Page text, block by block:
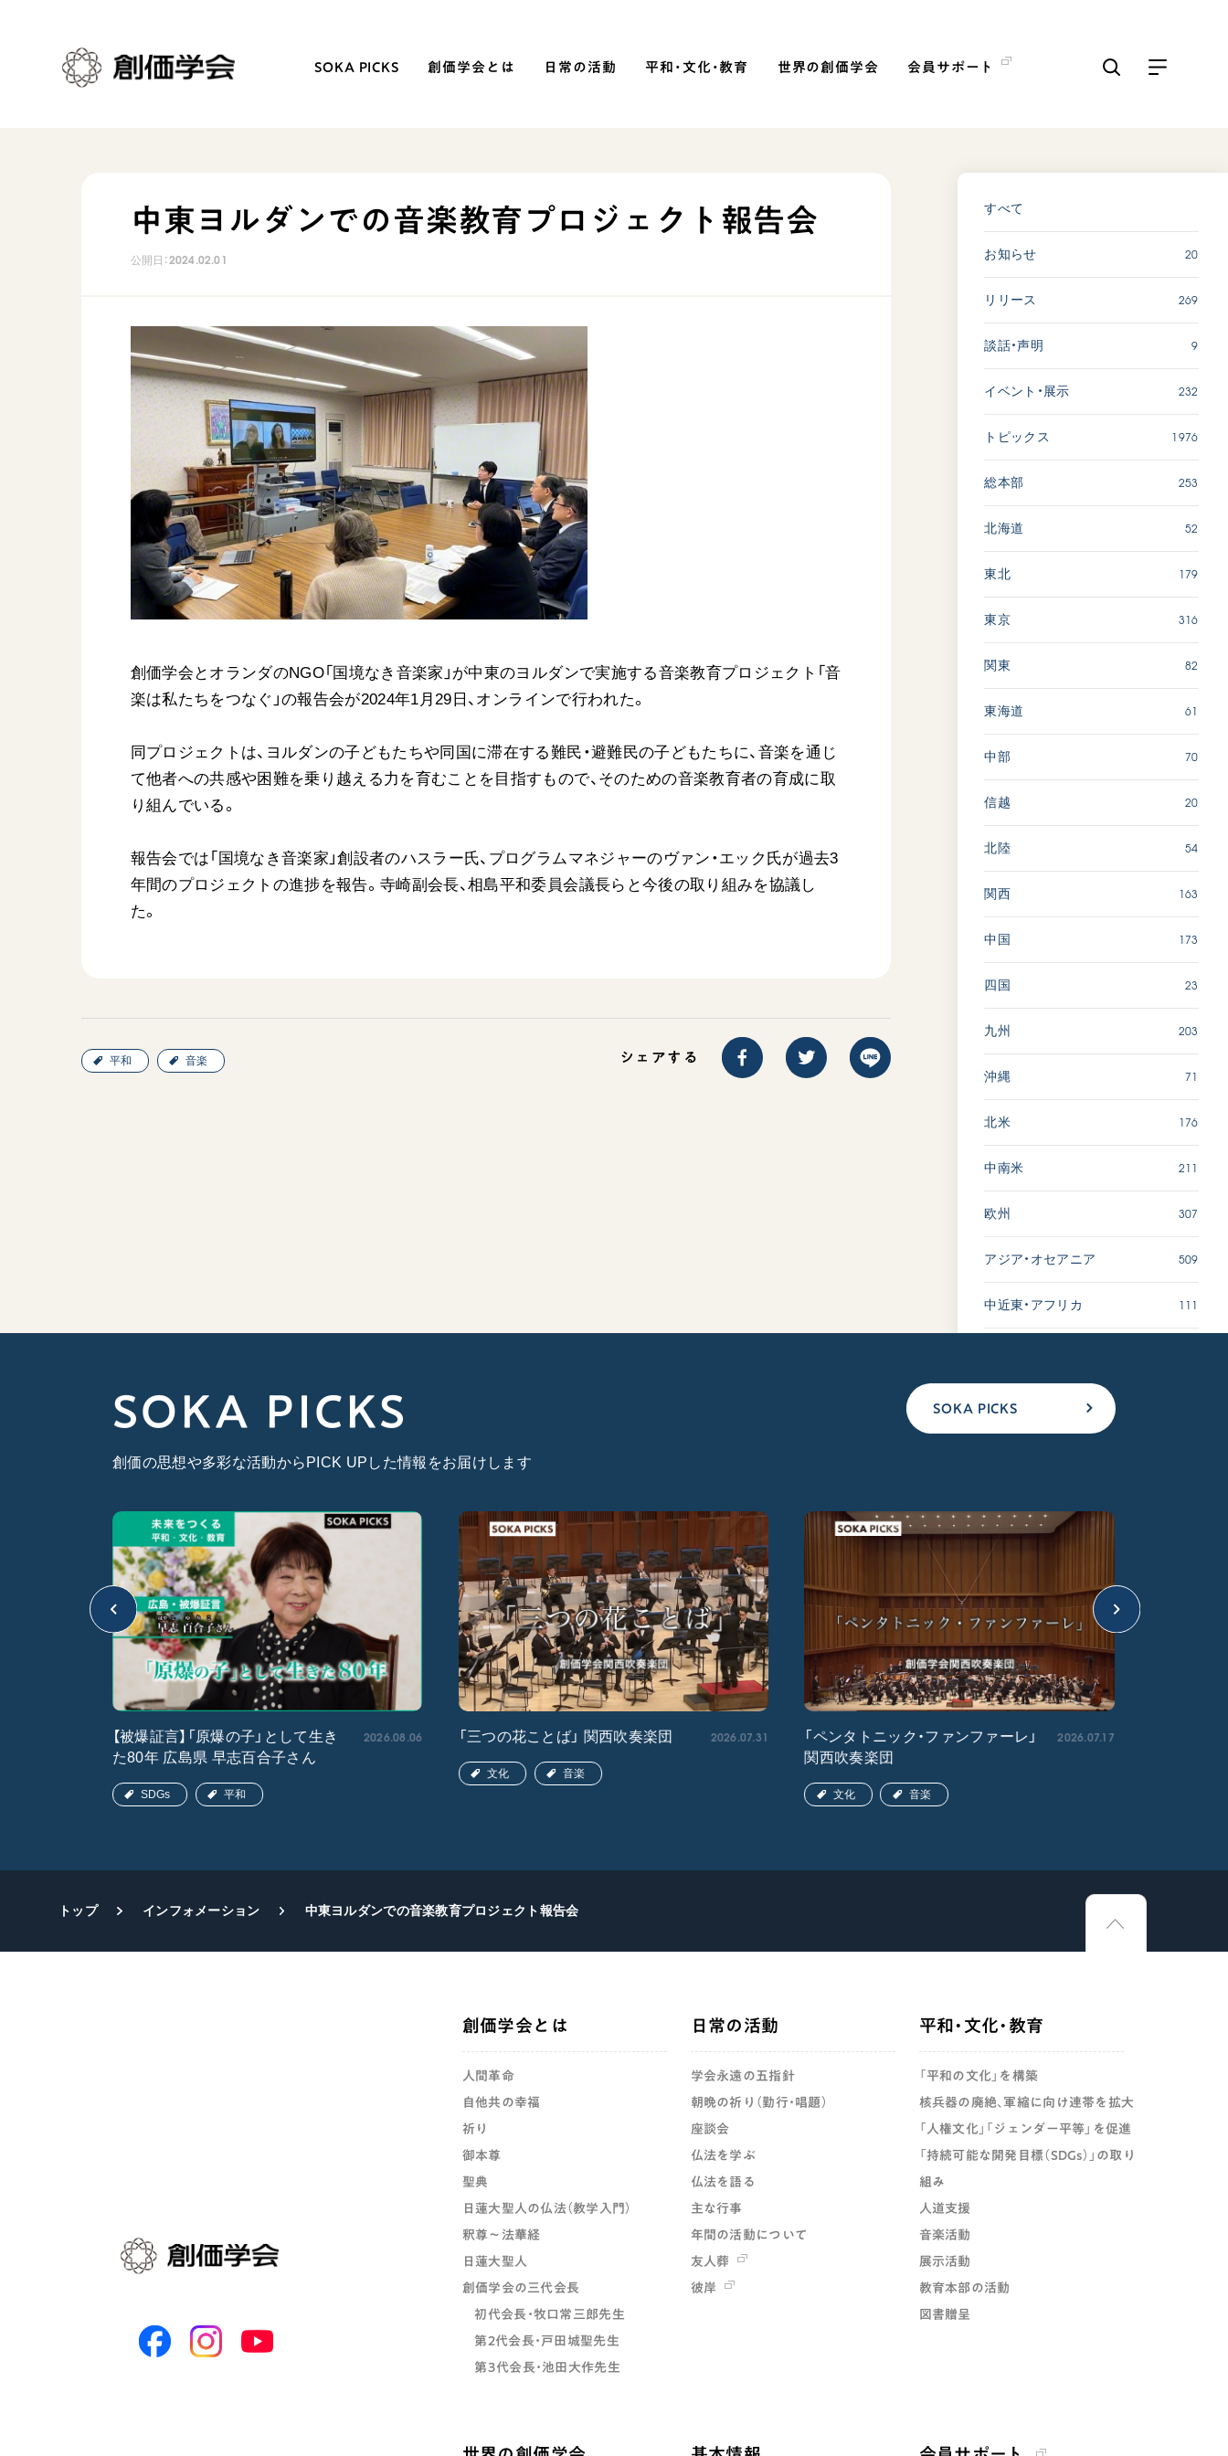
SOKA PICKS 創価学会とは 日常の活動 平和・文化・教育 世界の創価学会 会員サポート
自他共の幸福
日蓮大聖人の仏法（教学入門）
初代会長・牧口常三郎先生
第2代会長・戸田城聖先生
第3代会長・池田大作先生
仏法を語る
年間の活動について
友人葬
彼岸
「平和の文化」を構築
「持続可能な開発目標（SDGs）」の
取り組み
人道支援
音楽活動
展示活動
教育本部の活動
図書贈呈
世界の創価学会
世界の創価学会の歴史
基本情報
座談会御書ｅ講義
要旨
御書検索［新版］
＜関連リンク＞
墓地公園・納骨堂
聖教電子版
soka youth media
Soka Gakkai グローバルサイト
ご利用にあたって
【被爆証言】「原爆の子」と
して生きた80年 広島県 早
志百…
2026.08.06
SDGs
動画
広島
「三つの花ことば」 関西吹
奏楽団
2026.07.31
文化 音楽
「ペンタトニック・ファン
ファーレ」 関西吹奏楽団
2026.07.17
中東ヨルダンでの音楽教育プロジェクト報告会
公開日：2024.02.01
創価学会とオランダのNGO「国境なき音楽家」が中東のヨルダンで実施する音楽教育プロジェクト「音
楽は私たちをつなぐ」の報告会が2024年1月29日、オンラインで行われた。
同プロジェクトは、ヨルダンの子どもたちや同国に滞在する難民・避難民の子どもたちに、音楽を通じ
て他者への共感や困難を乗り越える力を育むことを目指すもので、そのための音楽教育者の育成に取
り組んでいる。
報告会では「国境なき音楽家」創設者のハスラー氏、プログラムマネジャーのヴァン・エック氏が過去3
年間のプロジェクトの進捗を報告。寺崎副会長、相島平和委員会議長らと今後の取り組みを協議し
た。
平和 音楽 シェアする
すべて
お知らせ 20
リリース 269
談話・声明 9
イベント・展示 232
トピックス 1976
総本部 253
北海道 52
東北 179
東京 316
関東 82
東海道 61
中部 70
信越 20
北陸 54
関西 163
中国 173
四国 23
九州 203
沖縄 71
北米 176
中南米 211
欧州 307
アジア・オセアニア 509
中近東・アフリカ 111
SOKA PICKS
創価の思想や多彩な活動からPICK UPした情報をお届けします
SOKA PICKS
【被爆証言】「原爆の子」として生き
た80年 広島県 早志百合子さん
2026.08.06
SDGs 平和
「三つの花ことば」 関西吹奏楽団 2026.07.31
文化 音楽
「ペンタトニック・ファンファーレ」
関西吹奏楽団
2026.07.17
文化 音楽
トップ インフォメーション 中東ヨルダンでの音楽教育プロジェクト報告会
創価学会とは
人間革命
自他共の幸福
祈り
御本尊
聖典
日蓮大聖人の仏法（教学入門）
釈尊～法華経
日蓮大聖人
創価学会の三代会長
初代会長・牧口常三郎先生
第2代会長・戸田城聖先生
第3代会長・池田大作先生
日常の活動
学会永遠の五指針
朝晩の祈り（勤行・唱題）
座談会
仏法を学ぶ
仏法を語る
主な行事
年間の活動について
友人葬
彼岸
平和・文化・教育
「平和の文化」を構築
核兵器の廃絶、軍縮に向け連帯を拡大
「人権文化」「ジェンダー平等」を促進
「持続可能な開発目標（SDGs）」の取り
組み
人道支援
音楽活動
展示活動
教育本部の活動
図書贈呈